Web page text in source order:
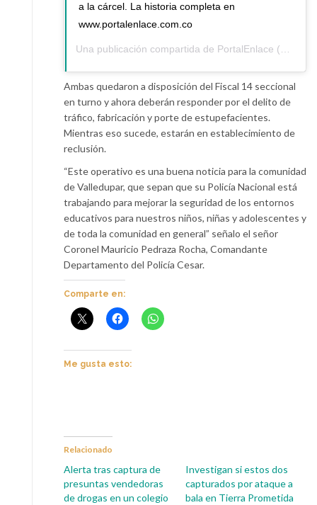
a la cárcel. La historia completa en
www.portalenlace.com.co
Una publicación compartida de PortalEnlace (@portalenlace) el
Ambas quedaron a disposición del Fiscal 14 seccional
en turno y ahora deberán responder por el delito de
tráfico, fabricación y porte de estupefacientes.
Mientras eso sucede, estarán en establecimiento de
reclusión.
“Este operativo es una buena noticia para la comunidad
de Valledupar, que sepan que su Policía Nacional está
trabajando para mejorar la seguridad de los entornos
educativos para nuestros niños, niñas y adolescentes y
de toda la comunidad en general” señalo el señor
Coronel Mauricio Pedraza Rocha, Comandante
Departamento del Policía Cesar.
Comparte en:
Me gusta esto:
Relacionado
Alerta tras captura de
presuntas vendedoras
de drogas en un colegio
Investigan si estos dos
capturados por ataque a
bala en Tierra Prometida